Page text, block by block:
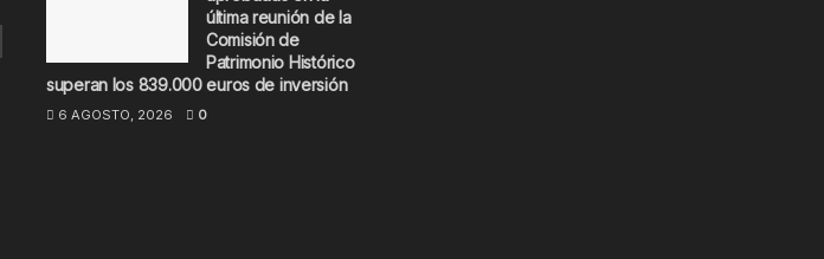
última reunión de la
Comisión de
Patrimonio Histórico
superan los 839.000 euros de inversión
6 AGOSTO, 2026 0